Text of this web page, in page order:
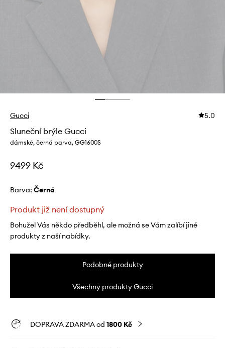
Gucci 5.0
Sluneční brýle Gucci
dámské, černá barva, GG1600S
9499 Kč
Barva: černá
Produkt již není dostupný
Bohužel Vás někdo předběhl, ale možná se Vám zalíbí jiné
produkty z naší nabídky.
Podobné produkty
Všechny produkty Gucci
DOPRAVA ZDARMA od 1800 Kč